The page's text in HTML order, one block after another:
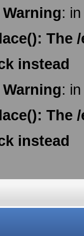
:
The
instead
:
The
instead